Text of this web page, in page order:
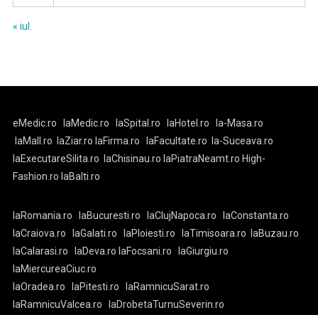
« iul.
eMedic.ro laMedic.ro laSpital.ro laHotel.ro
la-Masa.ro
laMall.ro
laZiar.ro laFirma.ro laFacultate.ro
la-Suceava.ro
laExecutareSilita.ro
laChisinau.ro laPiatraNeamt.ro High-
Fashion.ro laBalti.ro
laRomania.ro laBucuresti.ro laClujNapoca.ro
laConstanta.ro
laCraiova.ro
laGalati.ro laPloiesti.ro laTimisoara.ro
laBuzau.ro
laCalarasi.ro
laDeva.ro laFocsani.ro
laGiurgiu.ro
laMiercureaCiuc.ro
laOradea.ro
laPitesti.ro
laRamnicuSarat.ro
laRamnicuValcea.ro
laDrobetaTurnuSeverin.ro